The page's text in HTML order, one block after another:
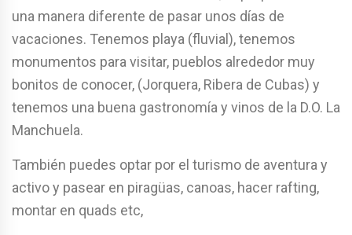
una manera diferente de pasar unos días de
vacaciones. Tenemos playa (fluvial), tenemos
monumentos para visitar, pueblos alrededor muy
bonitos de conocer, (Jorquera, Ribera de Cubas) y
tenemos una buena gastronomía y vinos de la D.O. La
Manchuela.
También puedes optar por el turismo de aventura y
activo y pasear en piragüas, canoas, hacer rafting,
montar en quads etc,